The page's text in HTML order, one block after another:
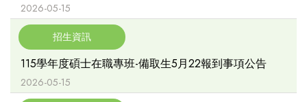
2026-05-15
招生資訊
115學年度碩士在職專班-備取生5月22報到事項公告
2026-05-15